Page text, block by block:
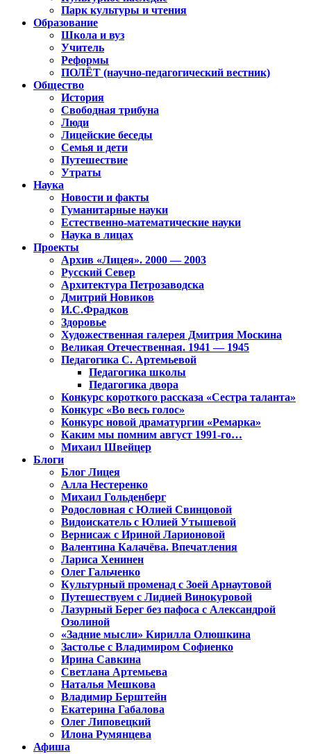
Парк культуры и чтения
Образование
Школа и вуз
Учитель
Реформы
ПОЛЁТ (научно-педагогический вестник)
Общество
История
Свободная трибуна
Люди
Лицейские беседы
Семья и дети
Путешествие
Утраты
Наука
Новости и факты
Гуманитарные науки
Естественно-математические науки
Наука в лицах
Проекты
Архив «Лицея». 2000 — 2003
Русский Север
Архитектура Петрозаводска
Дмитрий Новиков
И.С.Фрадков
Здоровье
Художественная галерея Дмитрия Москина
Великая Отечественная. 1941 — 1945
Педагогика С. Артемьевой
Педагогика школы
Педагогика двора
Конкурс короткого рассказа «Сестра таланта»
Конкурс «Во весь голос»
Конкурс новой драматургии «Ремарка»
Каким мы помним август 1991-го…
Михаил Швейцер
Блоги
Блог Лицея
Алла Нестеренко
Михаил Гольденберг
Родословная с Юлией Свинцовой
Видоискатель с Юлией Утышевой
Вернисаж с Ириной Ларионовой
Валентина Калачёва. Впечатления
Лариса Хенинен
Олег Гальченко
Культурный променад с Зоей Арнаутовой
Путешествуем с Лидией Винокуровой
Лазурный Берег без пафоса с Александрой
Озолиной
«Задние мысли» Кирилла Олюшкина
Застолье с Владимиром Софиенко
Ирина Савкина
Светлана Артемьева
Наталья Мешкова
Владимир Берштейн
Екатерина Габалова
Олег Липовецкий
Илона Румянцева
Афиша